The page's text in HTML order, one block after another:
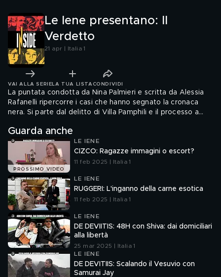
Le Iene presentano: Il
Verdetto
21 apr | Italia 1
VAI ALLA SERIE LA TUA LISTA CONDIVIDI
La puntata condotta da Nina Palmieri e scritta da Alessia
Rafanelli ripercorre i casi che hanno segnato la cronaca
nera. Si parte dal delitto di Villa Pamphili e il processo a
ritrattazioni e colpi di scena, analizziamo l'ergastolo a
Sabrina Misseri e Cosima Serrano. Infine, l'orrore della
Strage del Circeo: un contenuto esclusivo rivela le risposte
inedite alle lettere inviate dal carcere dal "mostro" Angelo
Izzo.
Guarda anche
PROSSIMO VIDEO
LE IENE
CIZCO: Ragazze immagini o escort?
11 feb 2025 | Italia 1
LE IENE
RUGGERI: L'inganno della carne esotica
11 feb 2025 | Italia 1
LE IENE
DE DEVIITIS: 48H con Shiva: dai domiciliari
alla libertà
25 mar 2025 | Italia 1
LE IENE
DE DEVITIIS: Scalando il Vesuvio con
Samurai Jay